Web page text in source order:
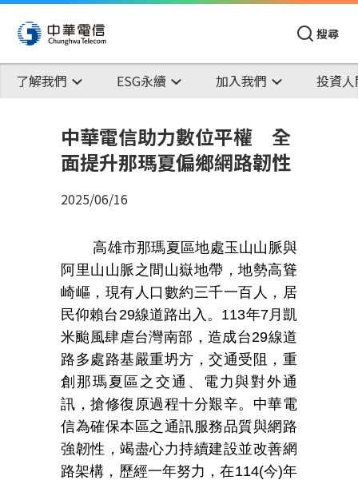
搜尋
了解我們 ESG永續 加入我們 投資
中華電信助力數位平權 全
面提升那瑪夏偏鄉網路韌性
2025/06/16
高雄市那瑪夏區地處玉山山脈與
阿里山山脈之間山嶽地帶，地勢高聳
崎嶇，現有人口數約三千一百人，居
民仰賴台29線道路出入。 113年7月凱
米颱風肆虐台灣南部，造成台29線道
路多處路基嚴重坍方，交通受阻，重
創那瑪夏區之交通、電力與對外通
訊，搶修復原過程十分艱辛。中華電
信為確保本區之通訊服務品質與網路
強韌性，竭盡心力持續建設並改善網
路架構，歷經一年努力，在114(今)年